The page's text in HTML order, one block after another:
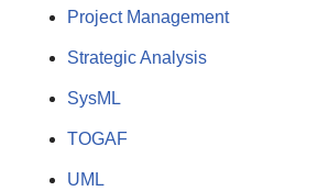
Project Management
Strategic Analysis
SysML
TOGAF
UML